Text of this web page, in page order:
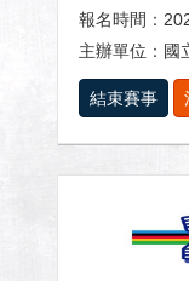
報名時間：
主辦單位：國立屏東
結束賽事